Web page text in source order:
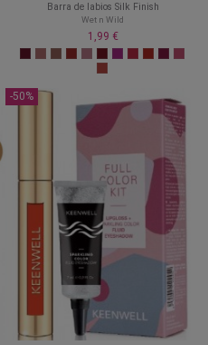
Barra de labios Silk Finish
Wet n Wild
1,99 €
-50%